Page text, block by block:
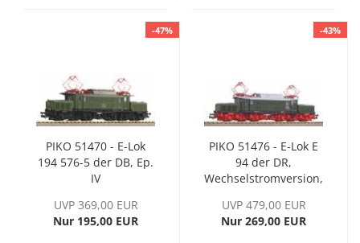
-47%
PIKO 51470 - E-Lok
194 576-5 der DB, Ep.
IV
UVP 369,00 EUR
Nur 195,00 EUR
-43%
PIKO 51476 - E-Lok E
94 der DR,
Wechselstromversion,
Sound-Decoder
UVP 479,00 EUR
Nur 269,00 EUR